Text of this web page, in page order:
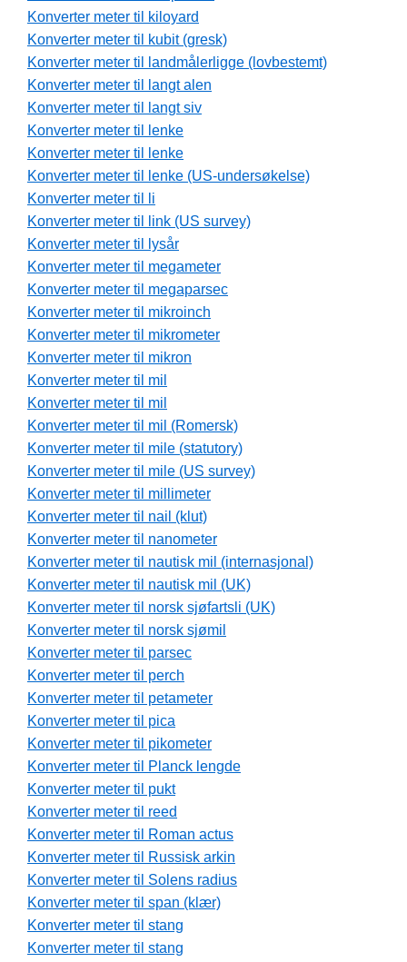
Konverter meter til kiloyard
Konverter meter til kubit (gresk)
Konverter meter til landmålerligge (lovbestemt)
Konverter meter til langt alen
Konverter meter til langt siv
Konverter meter til lenke
Konverter meter til lenke
Konverter meter til lenke (US-undersøkelse)
Konverter meter til li
Konverter meter til link (US survey)
Konverter meter til lysår
Konverter meter til megameter
Konverter meter til megaparsec
Konverter meter til mikroinch
Konverter meter til mikrometer
Konverter meter til mikron
Konverter meter til mil
Konverter meter til mil
Konverter meter til mil (Romersk)
Konverter meter til mile (statutory)
Konverter meter til mile (US survey)
Konverter meter til millimeter
Konverter meter til nail (klut)
Konverter meter til nanometer
Konverter meter til nautisk mil (internasjonal)
Konverter meter til nautisk mil (UK)
Konverter meter til norsk sjøfartsli (UK)
Konverter meter til norsk sjømil
Konverter meter til parsec
Konverter meter til perch
Konverter meter til petameter
Konverter meter til pica
Konverter meter til pikometer
Konverter meter til Planck lengde
Konverter meter til pukt
Konverter meter til reed
Konverter meter til Roman actus
Konverter meter til Russisk arkin
Konverter meter til Solens radius
Konverter meter til span (klær)
Konverter meter til stang
Konverter meter til stang